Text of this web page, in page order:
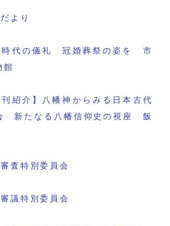
より
時代の儀礼 冠婚葬祭の姿を 市
館
刊紹介】八幡神からみる日本古代
新たなる八幡信仰史の視座 飯
査特別委員会
議特別委員会